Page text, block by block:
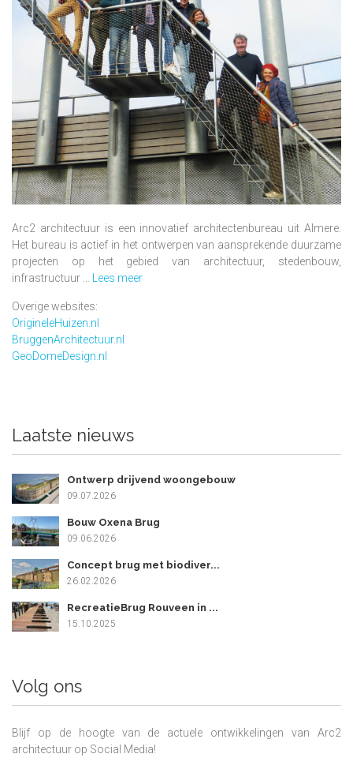
Arc2 architectuur is een innovatief architectenbureau uit Almere.
Het bureau is actief in het ontwerpen van aansprekende duurzame
projecten op het gebied van architectuur, stedenbouw,
infrastructuur ...
Lees meer
Overige websites:
OrigineleHuizen.nl
BruggenArchitectuur.nl
GeoDomeDesign.nl
Laatste nieuws
Ontwerp drijvend woongebouw
09.07.2026
Bouw Oxena Brug
09.06.2026
Concept brug met biodiver...
26.02.2026
RecreatieBrug Rouveen in ...
15.10.2025
Volg ons
Blijf op de hoogte van de actuele ontwikkelingen van Arc2
architectuur op Social Media!